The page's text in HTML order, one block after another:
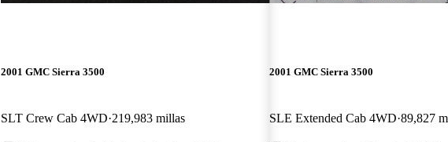
2001 GMC Sierra 3500
SLT Crew Cab 4WD 219,983 millas
2001 GMC Sierra 3500
SLE Extended Cab 4WD 89,827